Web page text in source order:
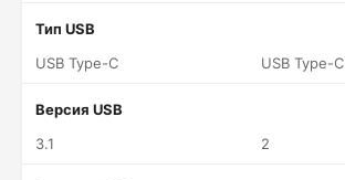
Тип USB
USB Type-C
USB Type-C
Версия USB
3.1
2